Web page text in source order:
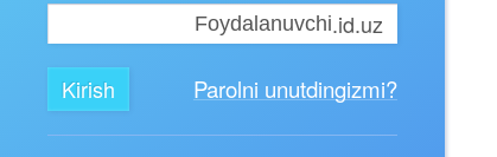
.id.uz
Parolni unutdingizmi?